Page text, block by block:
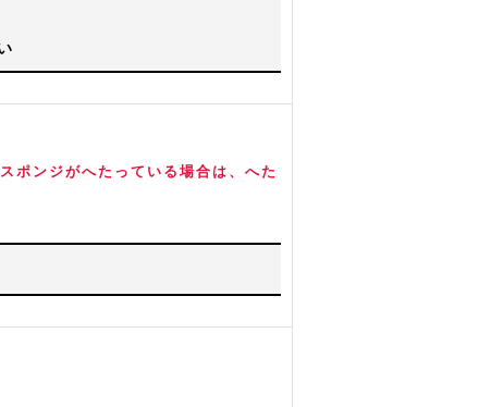
ポンジがへたっている場合は、へた